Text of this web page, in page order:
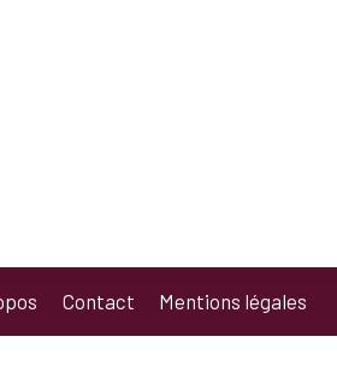
Contact Mentions légales